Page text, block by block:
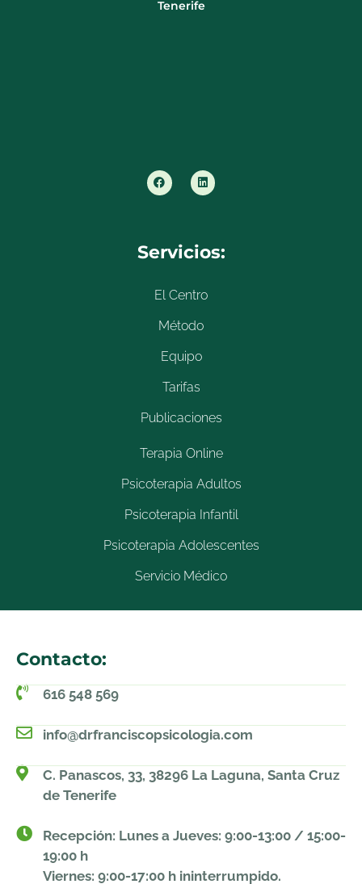
Tenerife
Servicios:
El Centro
Método
Equipo
Tarifas
Publicaciones
Terapia Online
Psicoterapia Adultos
Psicoterapia Infantil
Psicoterapia Adolescentes
Servicio Médico
Contacto:
616 548 569
info@drfranciscopsicologia.com
C. Panascos, 33, 38296 La Laguna, Santa Cruz
de Tenerife
Recepción: Lunes a Jueves: 9:00-13:00 / 15:00-
19:00 h
Viernes: 9:00-17:00 h ininterrumpido.